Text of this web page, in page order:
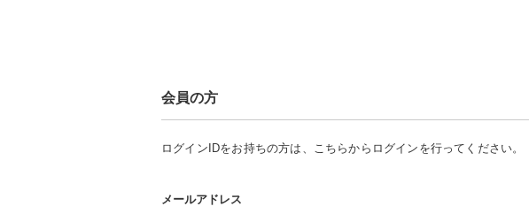
会員の方
ログインIDをお持ちの方は、こちらからログインを行ってください。
メールアドレス